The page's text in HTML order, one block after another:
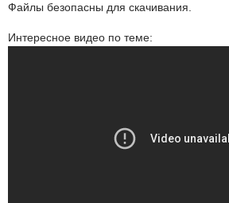
Файлы безопасны для скачивания.
Интересное видео по теме: